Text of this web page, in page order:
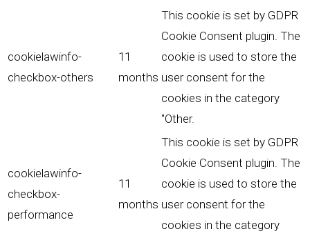
cookielawinfo-
checkbox-others
11
months
This cookie is set by GDPR
Cookie Consent plugin. The
cookie is used to store the
user consent for the
cookies in the category
"Other.
cookielawinfo-
checkbox-
performance
11
months
This cookie is set by GDPR
Cookie Consent plugin. The
cookie is used to store the
user consent for the
cookies in the category